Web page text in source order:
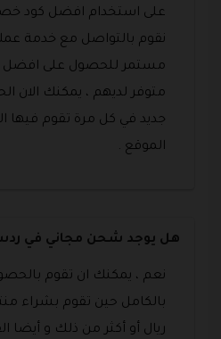
على استخدام افضل كود
نقوم بالتواصل مع خدمة
مستمر للحصول على
متوفر لديهم ، يمكنك
جديد في كل مرة تقوم فيها
الموقع .
هل يوجد شحن مجاني في
نعم ، يمكنك ان تقوم
ريال أو أكثر من ذلك و أيضا